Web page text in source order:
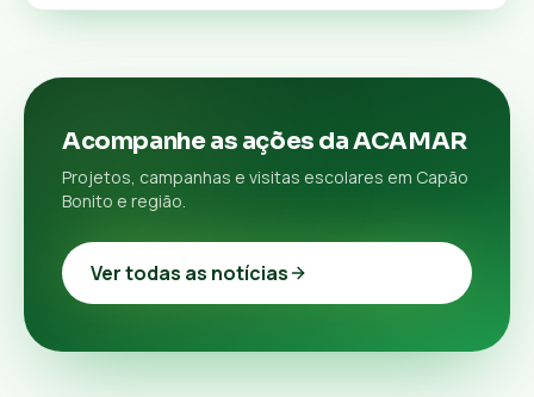
Acompanhe as ações da ACAMAR
Projetos, campanhas e visitas escolares em Capão
Bonito e região.
Ver todas as notícias